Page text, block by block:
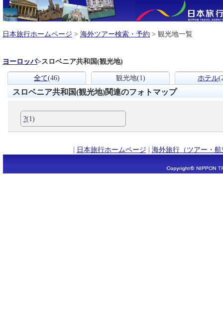
日本旅行ホームページ > 海外ツアー検索・予約 > 観光地一覧
ヨーロッパ>スロベニア共和国(観光地)
全て(46) 観光地(1) ホテル
スロベニア共和国(観光地)関連のフォトマップ
?(1)
| 日本旅行ホームページ | 海外旅行（ツアー・航